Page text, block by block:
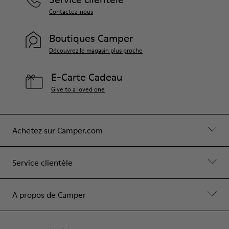
Achetez sur Camper.com
Service clientèle
A propos de Camper
Contactez-nous
Boutiques Camper
Découvrez le magasin plus proche
E-Carte Cadeau
Give to a loved one